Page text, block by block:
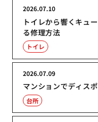
トイレから響くキュ
る修理方法
2026.07.10
トイレ
マンションでディス
2026.07.09
台所